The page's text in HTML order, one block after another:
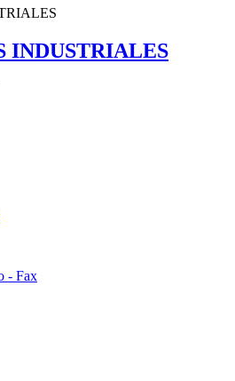
INDUSTRIALES
- Fax